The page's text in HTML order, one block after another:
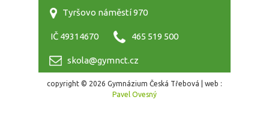
Tyršovo náměstí 970
IČ 49314670 465 519 500
skola@gymnct.cz
copyright © 2026 Gymnázium Česká Třebová | web :
Pavel Ovesný